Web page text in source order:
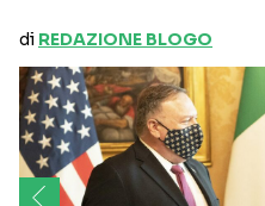
di REDAZIONE BLOGO